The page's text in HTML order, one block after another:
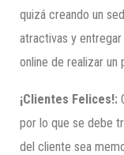
quizá creando un
atractivas y
online de realizar un
¡Clientes Felices!:
por lo que se debe
del cliente sea